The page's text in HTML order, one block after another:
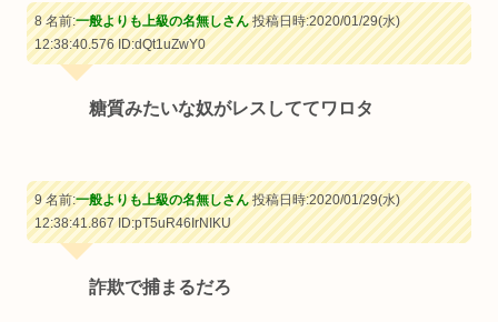
8 名前:一般よりも上級の名無しさん投稿日時:2020/01/29(水)
12:38:40.576ID:dQt1uZwY0
糖質みたいな奴がレスしててワロタ
9 名前:一般よりも上級の名無しさん投稿日時:2020/01/29(水)
12:38:41.867ID:pT5uR46IrNIKU
詐欺で捕まるだろ